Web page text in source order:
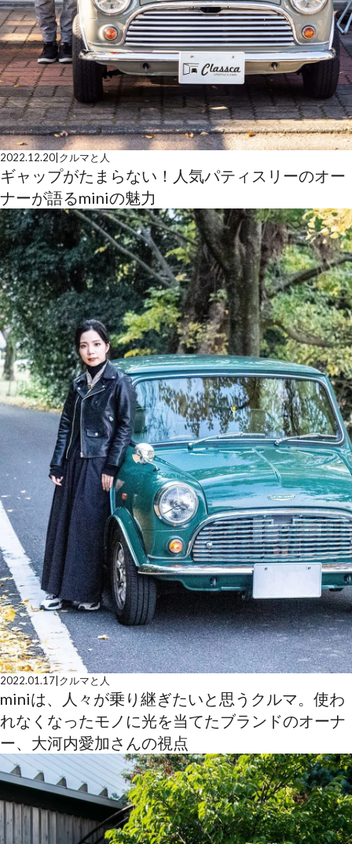
2022.12.20 クルマと人
ギャップがたまらない！人気パティスリーのオー
ナーが語るminiの魅力
2022.01.17 クルマと人
miniは、人々が乗り継ぎたいと思うクルマ。使わ
れなくなったモノに光を当てたブランドのオーナ
ー、大河内愛加さんの視点